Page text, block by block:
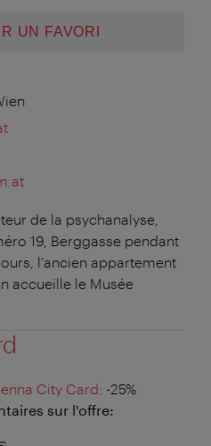
UN FAVORI
de la psychanalyse,
19, Berggasse pendant
l'ancien appartement
accueille le Musée
City Card: -25%
sur l'offre: